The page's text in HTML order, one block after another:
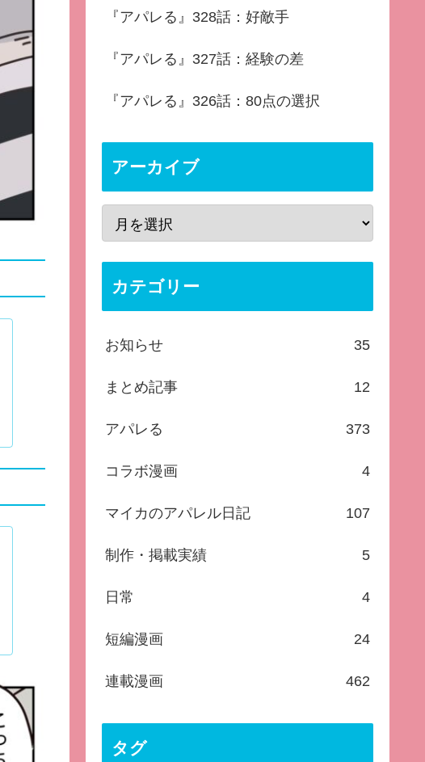
『アパレる』328話：好敵手
『アパレる』327話：経験の差
『アパレる』326話：80点の選択
アーカイブ
カテゴリー
お知らせ 35
まとめ記事 12
アパレる 373
コラボ漫画 4
マイカのアパレル日記 107
制作・掲載実績 5
日常 4
短編漫画 24
連載漫画 462
タグ